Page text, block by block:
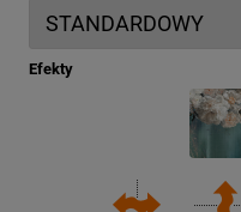
Efekty